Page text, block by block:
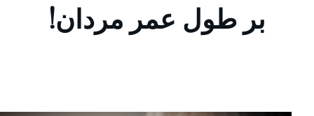
طول عمر مردان!